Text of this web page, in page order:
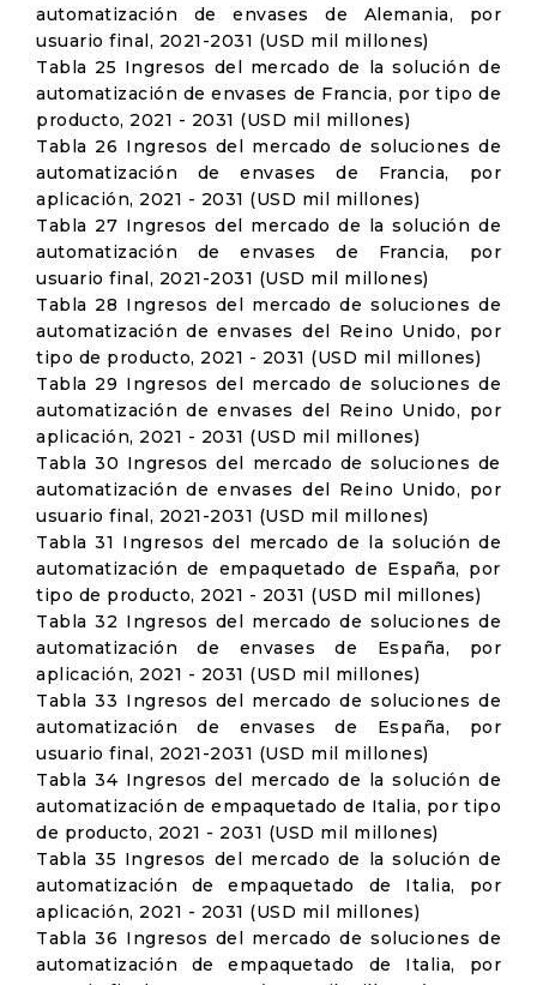
automatización de envases de Alemania, por
usuario final, 2021-2031 (USD mil millones)
Tabla 25 Ingresos del mercado de la solución de
automatización de envases de Francia, por tipo de
producto, 2021 - 2031 (USD mil millones)
Tabla 26 Ingresos del mercado de soluciones de
automatización de envases de Francia, por
aplicación, 2021 - 2031 (USD mil millones)
Tabla 27 Ingresos del mercado de la solución de
automatización de envases de Francia, por
usuario final, 2021-2031 (USD mil millones)
Tabla 28 Ingresos del mercado de soluciones de
automatización de envases del Reino Unido, por
tipo de producto, 2021 - 2031 (USD mil millones)
Tabla 29 Ingresos del mercado de soluciones de
automatización de envases del Reino Unido, por
aplicación, 2021 - 2031 (USD mil millones)
Tabla 30 Ingresos del mercado de soluciones de
automatización de envases del Reino Unido, por
usuario final, 2021-2031 (USD mil millones)
Tabla 31 Ingresos del mercado de la solución de
automatización de empaquetado de España, por
tipo de producto, 2021 - 2031 (USD mil millones)
Tabla 32 Ingresos del mercado de soluciones de
automatización de envases de España, por
aplicación, 2021 - 2031 (USD mil millones)
Tabla 33 Ingresos del mercado de soluciones de
automatización de envases de España, por
usuario final, 2021-2031 (USD mil millones)
Tabla 34 Ingresos del mercado de la solución de
automatización de empaquetado de Italia, por tipo
de producto, 2021 - 2031 (USD mil millones)
Tabla 35 Ingresos del mercado de la solución de
automatización de empaquetado de Italia, por
aplicación, 2021 - 2031 (USD mil millones)
Tabla 36 Ingresos del mercado de soluciones de
automatización de empaquetado de Italia, por